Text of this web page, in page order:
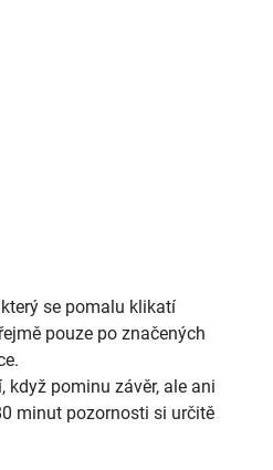
se pomalu klikatí
pouze po značených
když pominu závěr, ale ani
minut pozornosti si určitě